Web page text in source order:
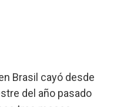
Brasil cayó desde
del año pasado